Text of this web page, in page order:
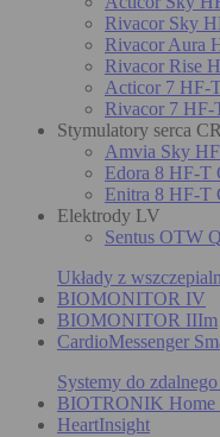
Rivacor Sky
Rivacor Aura
Rivacor Rise
Acticor 7 HF-
Rivacor 7
Stymulatory serca
Amvia Sky
Edora 8 HF-T
Enitra 8 HF-T
Elektrody LV
Sentus OTW
Układy z
BIOMONITOR IV
BIOMONITOR IIIm
CardioMessenger
Systemy do
BIOTRONIK Home
HeartInsight